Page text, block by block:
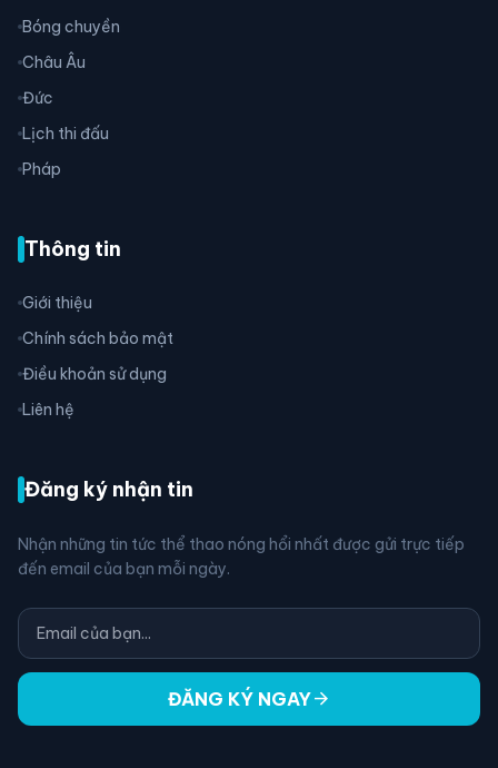
Bóng chuyền
Châu Âu
Đức
Lịch thi đấu
Pháp
Thông tin
Giới thiệu
Chính sách bảo mật
Điều khoản sử dụng
Liên hệ
Đăng ký nhận tin
Nhận những tin tức thể thao nóng hổi nhất được gửi trực tiếp
đến email của bạn mỗi ngày.
ĐĂNG KÝ NGAYarrow_forward